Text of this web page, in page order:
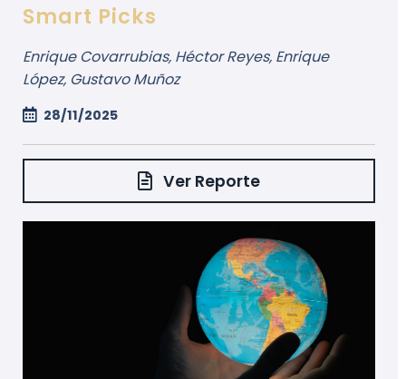
Smart Picks
Enrique Covarrubias, Héctor Reyes, Enrique
López, Gustavo Muñoz
28/11/2025
Ver Reporte